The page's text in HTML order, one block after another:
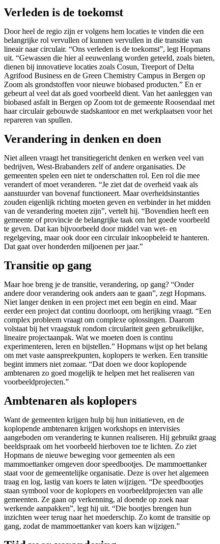
Verleden is de toekomst
Door heel de regio zijn er volgens hem locaties te vinden die een
belangrijke rol vervullen of kunnen vervullen in die transitie van
lineair naar circulair. “Ons verleden is de toekomst”, legt Hopmans
uit. “Gewassen die hier al eeuwenlang worden geteeld, zoals bieten,
dienen bij innovatieve locaties zoals Cosun, Treeport of Delta
Agrifood Business en de Green Chemistry Campus in Bergen op
Zoom als grondstoffen voor nieuwe biobased producten.” En er
gebeurt al veel dat als goed voorbeeld dient. Van het aanleggen van
biobased asfalt in Bergen op Zoom tot de gemeente Roosendaal met
haar circulair gebouwde stadskantoor en met werkplaatsen voor het
repareren van spullen.
Verandering in denken en doen
Niet alleen vraagt het transitiegericht denken en werken veel van
bedrijven, West-Brabanders zelf of andere organisaties. De
gemeenten spelen een niet te onderschatten rol. Een rol die mee
verandert of moet veranderen. “Je ziet dat de overheid vaak als
aanstuurder van bovenaf functioneert. Maar overheidsinstanties
zouden eigenlijk richting moeten geven en verbinder in het midden
van de verandering moeten zijn”, vertelt hij. “Bovendien heeft een
gemeente of provincie de belangrijke taak om het goede voorbeeld
te geven. Dat kan bijvoorbeeld door middel van wet- en
regelgeving, maar ook door een circulair inkoopbeleid te hanteren.
Dat gaat over honderden miljoenen per jaar.”
Transitie op gang
Maar hoe breng je de transitie, verandering, op gang? “Onder
andere door verandering ook anders aan te gaan”, zegt Hopmans.
Niet langer denken in een project met een begin en eind. Maar
eerder een project dat continu doorloopt, om herijking vraagt. “Een
complex probleem vraagt om complexe oplossingen. Daarom
volstaat bij het vraagstuk rondom circulariteit geen gebruikelijke,
lineaire projectaanpak. Wat we moeten doen is continu
experimenteren, leren en bijstellen.” Hopmans wijst op het belang
om met vaste aanspreekpunten, koplopers te werken. Een transitie
begint immers niet zomaar. “Dat doen we door koplopende
ambtenaren zo goed mogelijk te helpen met het realiseren van
voorbeeldprojecten.”
Ambtenaren als koplopers
Want de gemeenten krijgen hulp bij hun initiatieven, en de
koplopende ambtenaren krijgen workshops en intervisies
aangeboden om verandering te kunnen realiseren. Hij gebruikt graag
beeldspraak om het voorbeeld hierboven toe te lichten. Zo ziet
Hopmans de nieuwe beweging voor gemeenten als een
mammoettanker omgeven door speedbootjes. De mammoettanker
staat voor de gemeentelijke organisatie. Deze is over het algemeen
traag en log, lastig van koers te laten wijzigen. “De speedbootjes
staan symbool voor de koplopers en voorbeeldprojecten van alle
gemeenten. Ze gaan op verkenning, al doende op zoek naar
werkende aanpakken”, legt hij uit. “Die bootjes brengen hun
inzichten weer terug naar het moederschip. Zo komt de transitie op
gang, zodat de mammoettanker van koers kan wijzigen.”